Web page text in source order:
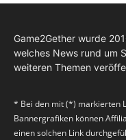
Game2Gether wurde
welches News rund um
weiteren Themen
* Bei den mit (*) markierten
Bannergrafiken können
einen solchen Link